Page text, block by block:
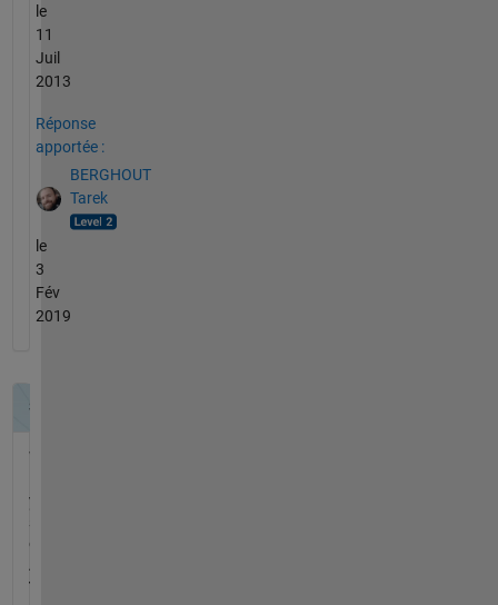
le
11
Juil
2013
Réponse
apportée :
BERGHOUT
Tarek
le
3
Fév
2019